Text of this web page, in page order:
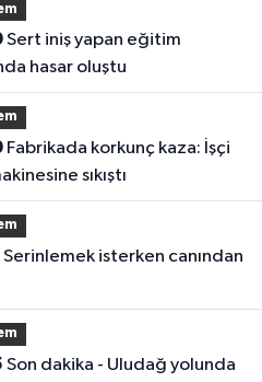
Sert iniş yapan eğitim
hasar oluştu
Fabrikada korkunç kaza: İşçi
sıkıştı